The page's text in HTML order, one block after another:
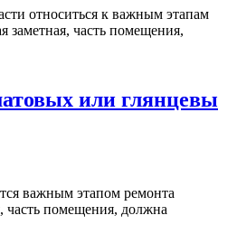
относиться к важным этапам
заметная, часть помещения,
или глянцевы
важным этапом ремонта
часть помещения, должна